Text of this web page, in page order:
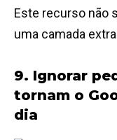
Este recurso não
uma camada
9. Ignorar
tornam o
dia